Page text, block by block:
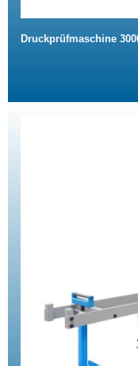
Druckprüfmaschine